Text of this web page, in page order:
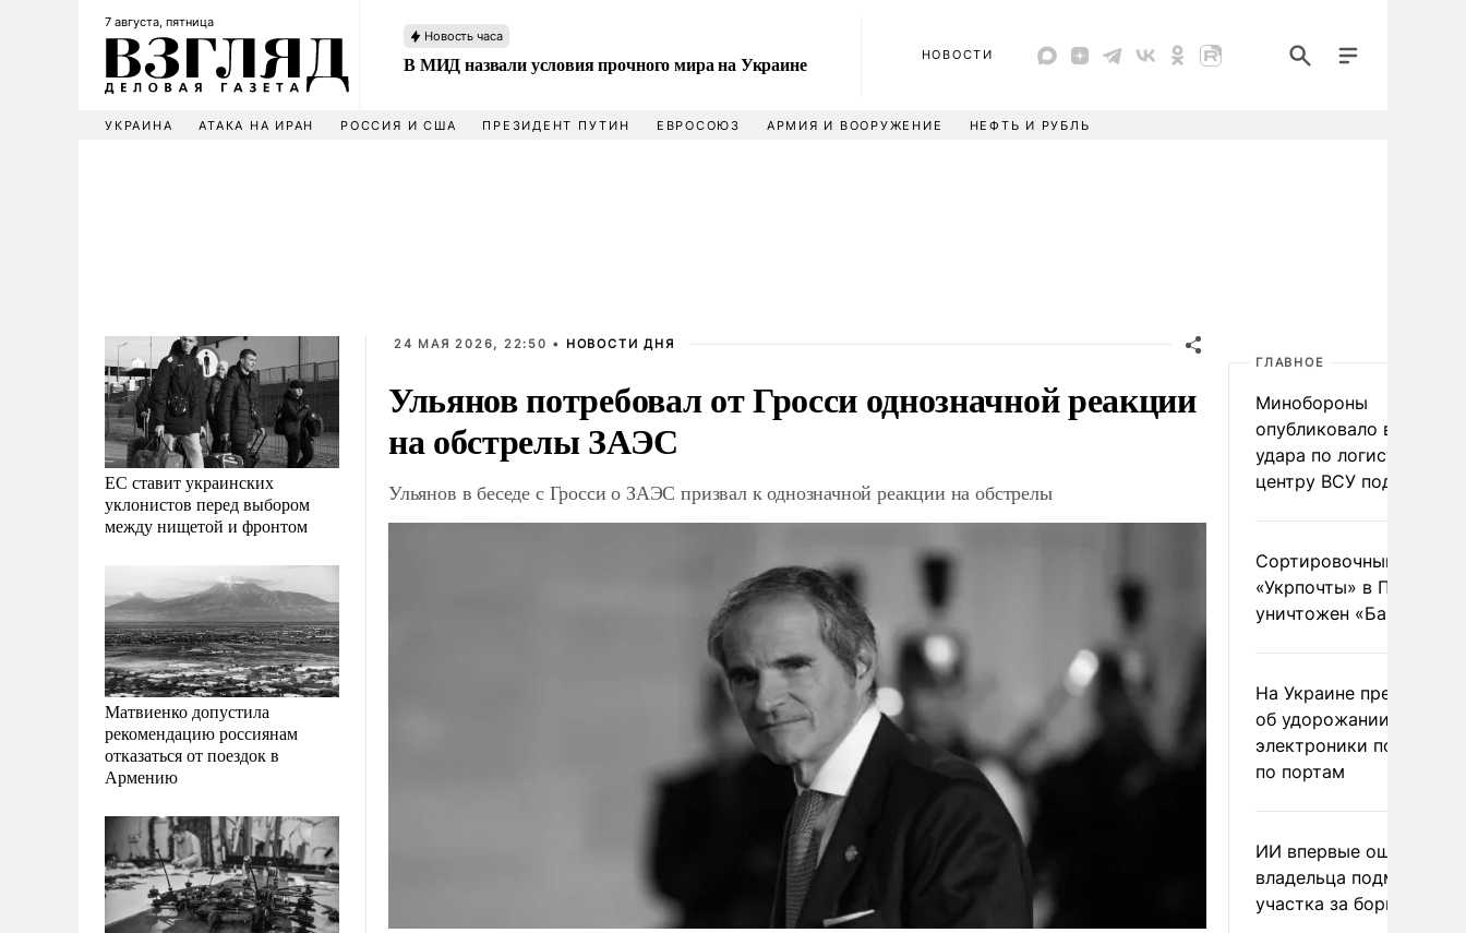
7 августа, пятница
Новость часа
В МИД назвали условия прочного мира на Украине НОВОСТИ
УКРАИНА АТАКА НА ИРАН РОССИЯ И США ПРЕЗИДЕНТ ПУТИН ЕВРОСОЮЗ АРМИЯ И ВООРУЖЕНИЕ НЕФТЬ И РУБЛЬ
ЕС ставит украинских
уклонистов перед выбором
между нищетой и фронтом
Матвиенко допустила
рекомендацию россиянам
отказаться от поездок в
Армению
24 МАЯ 2026, 22:50 • НОВОСТИ ДНЯ
Ульянов потребовал от Гросси однозначной реакции
на обстрелы ЗАЭС
Ульянов в беседе с Гросси о ЗАЭС призвал к однозначной реакции на обстрелы
ГЛАВНОЕ
Минобороны
опубликовало видео
удара по
центру ВСУ под Киевом
Сортировочный пункт
«Укрпочты» в
уничтожен
На Украине
об удорожании
электроники после
по портам
ИИ впервые
владельца
участка за борщевик